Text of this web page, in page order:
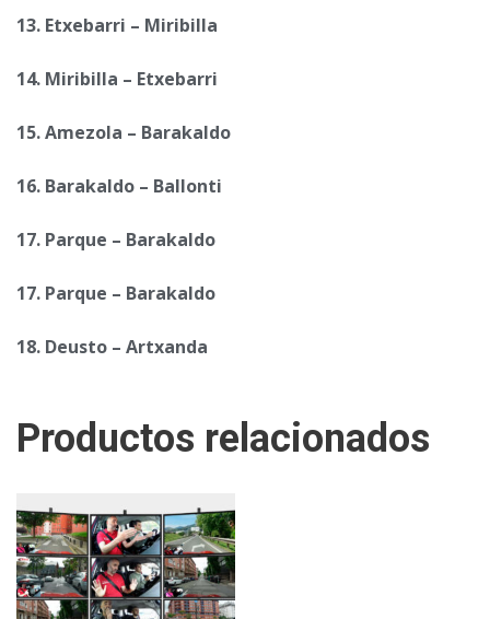
13. Etxebarri – Miribilla
14. Miribilla – Etxebarri
15. Amezola – Barakaldo
16. Barakaldo – Ballonti
17. Parque – Barakaldo
17. Parque – Barakaldo
18. Deusto – Artxanda
Productos relacionados